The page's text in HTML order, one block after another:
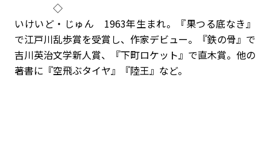
◇
いけいど・じゅん 1963年生まれ。『果つる底なき』
で江戸川乱歩賞を受賞し、作家デビュー。『鉄の骨』で
吉川英治文学新人賞、『下町ロケット』で直木賞。他の
著書に『空飛ぶタイヤ』『陸王』など。